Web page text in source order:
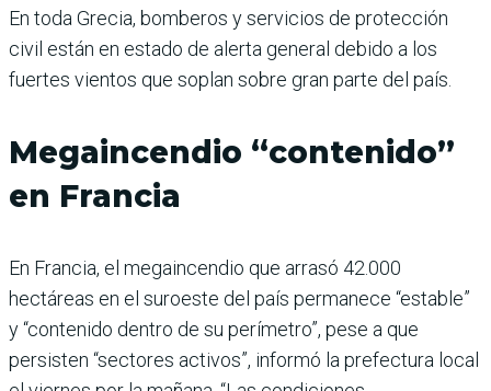
En toda Grecia, bomberos y servicios de protección
civil están en estado de alerta general debido a los
fuertes vientos que soplan sobre gran parte del país.
Megaincendio “contenido”
en Francia
En Francia, el megaincendio que arrasó 42.000
hectáreas en el suroeste del país permanece “estable”
y “contenido dentro de su perímetro”, pese a que
persisten “sectores activos”, informó la prefectura local